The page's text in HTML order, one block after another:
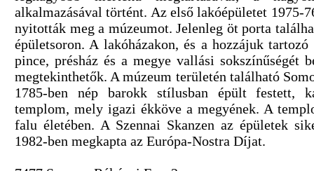
alkalmazásával történt. Az első lakóépületet 1975-
nyitották meg a múzeumot. Jelenleg öt porta
épületsoron. A lakóházakon, és a hozzájuk
pince, présház és a megye vallási sokszínűségét
megtekinthetők. A múzeum területén található
1785-ben nép barokk stílusban épült festett,
templom, mely igazi ékköve a megyének. A
falu életében. A Szennai Skanzen az épületek
1982-ben megkapta az Európa-Nostra Díjat.